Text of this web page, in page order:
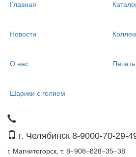
Главная
Новости
О нас
Шарики с гелием
г. Челябинск 8-9000-70-29-
г. Магнитогорск, т. 8–908–828–35–38